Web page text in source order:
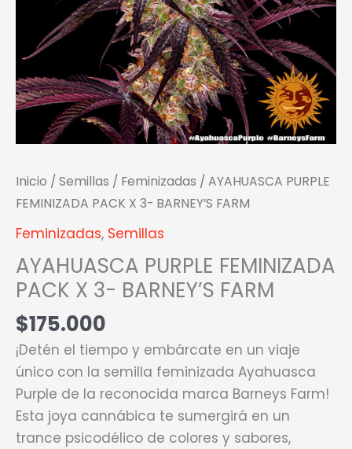
Inicio / Semillas / Feminizadas / AYAHUASCA PURPLE
FEMINIZADA PACK X 3- BARNEY’S FARM
Feminizadas, Semillas
AYAHUASCA PURPLE FEMINIZADA
PACK X 3- BARNEY’S FARM
$175.000
¡Detén el tiempo y embárcate en un viaje
único con la semilla feminizada Ayahuasca
Purple de la reconocida marca Barneys Farm!
Esta joya cannábica te sumergirá en un
trance psicodélico de colores y sabores,